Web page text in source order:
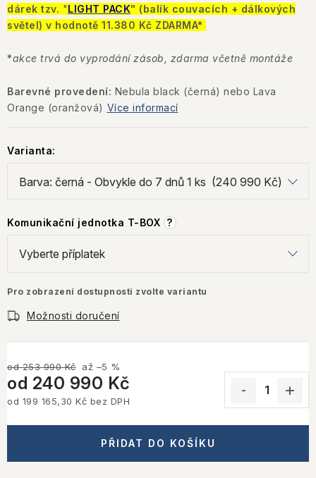
dárek tzv. "LIGHT PACK" (balík couvacích + dálkových
světel) v hodnotě 11.380 Kč ZDARMA*
*akce trvá do vyprodání zásob, zdarma včetně montáže
Barevné provedení: Nebula black (černá) nebo Lava
Orange (oranžová) Více informací
Varianta:
Komunikační jednotka T-BOX ?
Pro zobrazení dostupnosti zvolte variantu
Možnosti doručení
od 253 990 Kč až –5 %
od 240 990 Kč
od 199 165,30 Kč bez DPH
PŘIDAT DO KOŠÍKU